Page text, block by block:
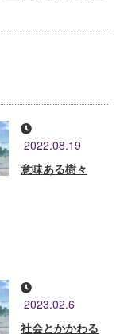
2022.08.19
意味ある樹々
2023.02.6
社会とかかわる